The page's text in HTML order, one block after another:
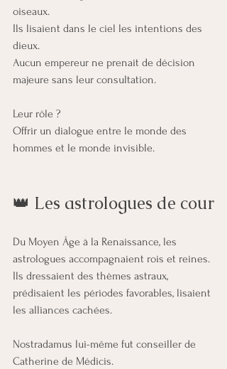
oiseaux.
Ils lisaient dans le ciel les intentions des
dieux.
Aucun empereur ne prenait de décision
majeure sans leur consultation.
Leur rôle ?
Offrir un dialogue entre le monde des
hommes et le monde invisible.
👑 Les astrologues de cour
Du Moyen Âge à la Renaissance, les
astrologues accompagnaient rois et reines.
Ils dressaient des thèmes astraux,
prédisaient les périodes favorables, lisaient
les alliances cachées.
Nostradamus lui-même fut conseiller de
Catherine de Médicis.